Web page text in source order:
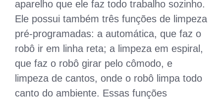
aparelho que ele faz todo trabalho sozinho.
Ele possui também três funções de limpeza
pré-programadas: a automática, que faz o
robô ir em linha reta; a limpeza em espiral,
que faz o robô girar pelo cômodo, e
limpeza de cantos, onde o robô limpa todo
canto do ambiente. Essas funções